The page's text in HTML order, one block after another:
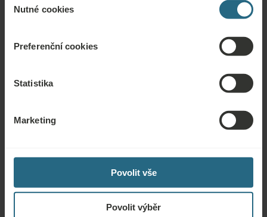
„Povolit vše“.
souhlasu
Nutné cookies
Preferenční cookies
Statistika
Marketing
Povolit vše
Povolit výběr
Naše nejlepší nabídky si můžete rezervovat zde. Pokud se chcete připojit k
našemu věrnostnímu programu a získat další slevy, výhody nebo chcete jen
dostávat aktuální informace o všech novinkách, klikněte zde.
Zašlete nám svou poptávku, abychom pro vás mohli připravit nejlepší
možnou nabídku. Rádi vám poskytneme další informace, které jste na našich
webových stránkách nenašli.